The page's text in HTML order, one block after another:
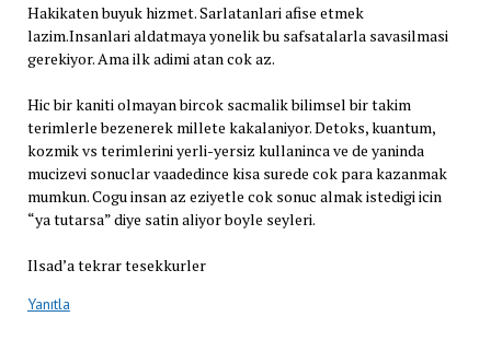
Hakikaten buyuk hizmet. Sarlatanlari afise etmek
lazim.Insanlari aldatmaya yonelik bu safsatalarla savasilmasi
gerekiyor. Ama ilk adimi atan cok az.
Hic bir kaniti olmayan bircok sacmalik bilimsel bir takim
terimlerle bezenerek millete kakalaniyor. Detoks, kuantum,
kozmik vs terimlerini yerli-yersiz kullaninca ve de yaninda
mucizevi sonuclar vaadedince kisa surede cok para kazanmak
mumkun. Cogu insan az eziyetle cok sonuc almak istedigi icin
“ya tutarsa” diye satin aliyor boyle seyleri.
Ilsad’a tekrar tesekkurler
Yanıtla